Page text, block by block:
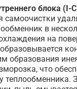
блока (I-
самоочистки
в
на
образования
что
теплообменника.